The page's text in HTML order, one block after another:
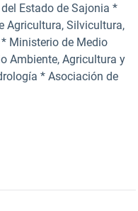
Estado de Sajonia *
Agricultura, Silvicultura,
Ministerio de Medio
Ambiente, Agricultura y
* Asociación de